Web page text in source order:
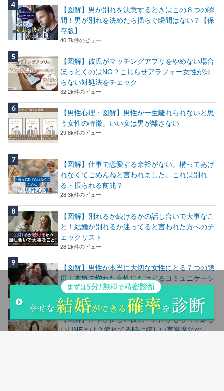
【図解】男が別れを決意するときはこの８つの瞬
間！男が別れを決めたら揺らぐ瞬間はない？【保
存版】
40.7k件のビュー
【図解】彼氏がマッチングアプリをやめない場合
ほっとくのはNG？こじらせアラフォー女性が知
らない対処法をチェック
32.2k件のビュー
【男性心理・図解】男性が一生離れられないと思
う女性の特徴。いい女は男が離さない
29.8k件のビュー
【図解】仕事で恋愛する余裕がない。構ってあげ
れなくてごめんねと言われました。これは別れ
る・振られる前兆？
28.3k件のビュー
【図解】別れるか続けるかの話し合いで大事なこ
と！結婚か別れるか迷ってると言われた方へのチ
ェックリスト
28.2k件のビュー
【図解】男性が本当に大切な女性にとる７つの態
度｜本気で惚れた女性にだけするコミュニケーシ
ョン
24.7k件のビュー
【図解】仕事が忙しい彼氏・男性がもらって嬉し
いLINEとは？疲れてる時に嬉しい言葉魔法の